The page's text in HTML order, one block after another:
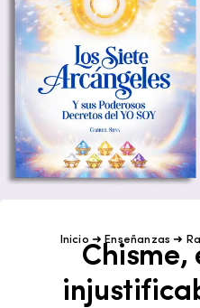
Inicio ➜ Enseñanzas ➜
Chisme,